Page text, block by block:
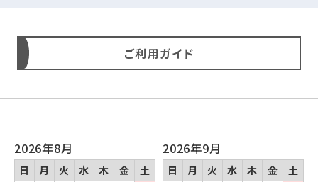
ご利用ガイド
2026年8月
日 月 火 水 木 金
土
2026年9月
日 月 火 水 木 金
土